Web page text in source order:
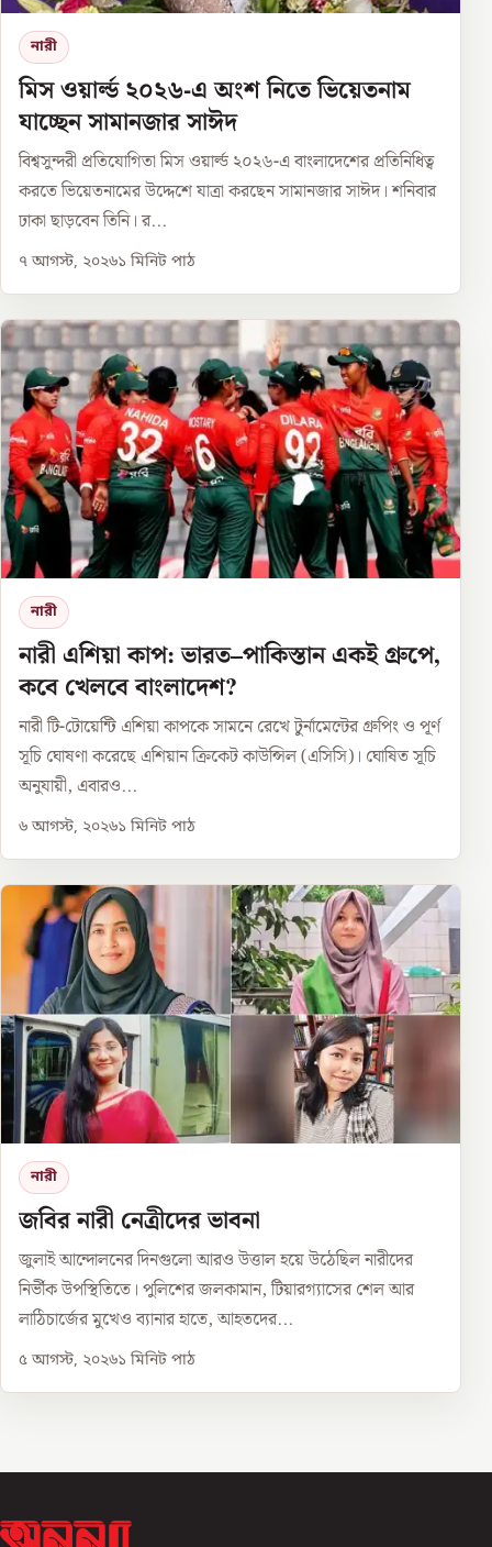
নারী
মিস ওয়ার্ল্ড ২০২৬-এ অংশ নিতে ভিয়েতনাম
যাচ্ছেন সামানজার সাঈদ
বিশ্বসুন্দরী প্রতিযোগিতা মিস ওয়ার্ল্ড ২০২৬-এ বাংলাদেশের প্রতিনিধিত্ব
করতে ভিয়েতনামের উদ্দেশে যাত্রা করছেন সামানজার সাঈদ। শনিবার
ঢাকা ছাড়বেন তিনি। র...
৭ আগস্ট, ২০২৬১ মিনিট পাঠ
নারী
নারী এশিয়া কাপ: ভারত–পাকিস্তান একই গ্রুপে,
কবে খেলবে বাংলাদেশ?
নারী টি-টোয়েন্টি এশিয়া কাপকে সামনে রেখে টুর্নামেন্টের গ্রুপিং ও পূর্ণ
সূচি ঘোষণা করেছে এশিয়ান ক্রিকেট কাউন্সিল (এসিসি)। ঘোষিত সূচি
অনুযায়ী, এবারও...
৬ আগস্ট, ২০২৬১ মিনিট পাঠ
নারী
জবির নারী নেত্রীদের ভাবনা
জুলাই আন্দোলনের দিনগুলো আরও উত্তাল হয়ে উঠেছিল নারীদের
নির্ভীক উপস্থিতিতে। পুলিশের জলকামান, টিয়ারগ্যাসের শেল আর
লাঠিচার্জের মুখেও ব্যানার হাতে, আহতদের...
৫ আগস্ট, ২০২৬১ মিনিট পাঠ